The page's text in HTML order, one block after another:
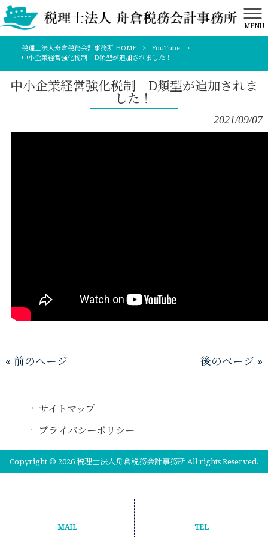
MENU
税理士法人舟倉税務会計事務所 HOME > YouTube
>
中小企業経営強化税制 D類型が追加されました！
中小企業経営強化税制 D類型が追加されま
した！
2021/09/07
« 前のページ 後のページ »
サイトマップ
プライバシーポリシー
Copyright © 2026 税理士法人舟倉税務会計事務所 All rights Reserved.
MAIL TEL